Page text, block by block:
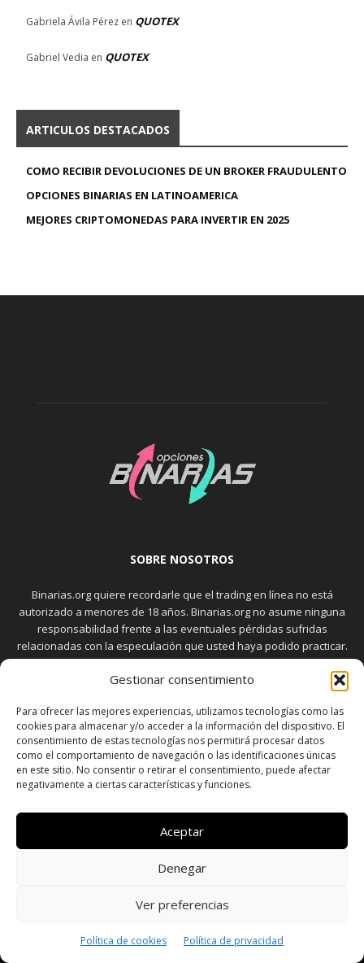
Gestionar consentimiento
Para ofrecer las mejores experiencias, utilizamos tecnologías como las
cookies para almacenar y/o acceder a la información del dispositivo. El
consentimiento de estas tecnologías nos permitirá procesar datos
como el comportamiento de navegación o las identificaciones únicas
en este sitio. No consentir o retirar el consentimiento, puede afectar
negativamente a ciertas características y funciones.
Aceptar
Denegar
Ver preferencias
Política de cookies Política de privacidad
Gabriela Ávila Pérez en QUOTEX
Gabriel Vedia en QUOTEX
ARTICULOS DESTACADOS
COMO RECIBIR DEVOLUCIONES DE UN BROKER FRAUDULENTO
OPCIONES BINARIAS EN LATINOAMERICA
MEJORES CRIPTOMONEDAS PARA INVERTIR EN 2025
SOBRE NOSOTROS
Binarias.org quiere recordarle que el trading en línea no está
autorizado a menores de 18 años. Binarias.org no asume ninguna
responsabilidad frente a las eventuales pérdidas sufridas
relacionadas con la especulación que usted haya podido practicar.
El trading en el mercado de opciones binarias implica riesgos
elevados. Usted debe conocer y aceptar estos riesgos, que
transacciones bursátiles.
SÍGUENOS
SITEMAP POLÍTICA DE COOKIES (UE)
www.binarias.org